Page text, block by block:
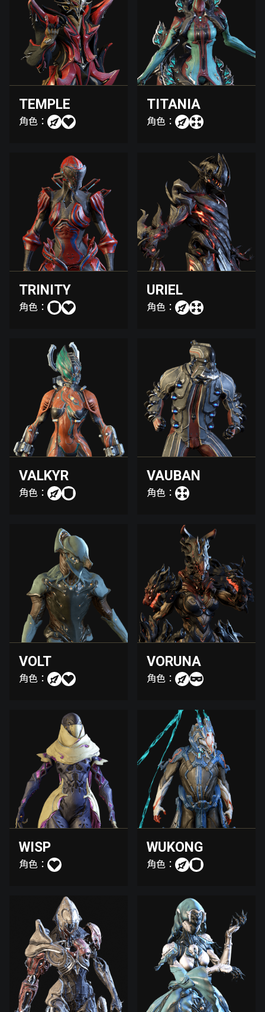
TEMPLE
角色：
TITANIA
角色：
TRINITY
角色：
URIEL
角色：
VALKYR
角色：
VAUBAN
角色：
VOLT
角色：
VORUNA
角色：
WISP
角色：
WUKONG
角色：